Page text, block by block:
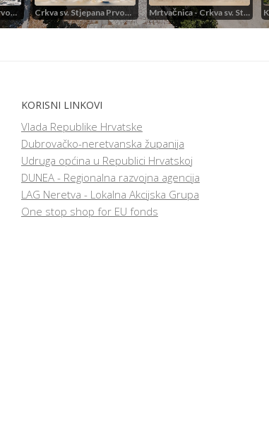
KORISNI LINKOVI
Vlada Republike Hrvatske
Dubrovačko-neretvanska županija
Udruga općina u Republici Hrvatskoj
DUNEA - Regionalna razvojna agencija
LAG Neretva - Lokalna Akcijska Grupa
One stop shop for EU fonds